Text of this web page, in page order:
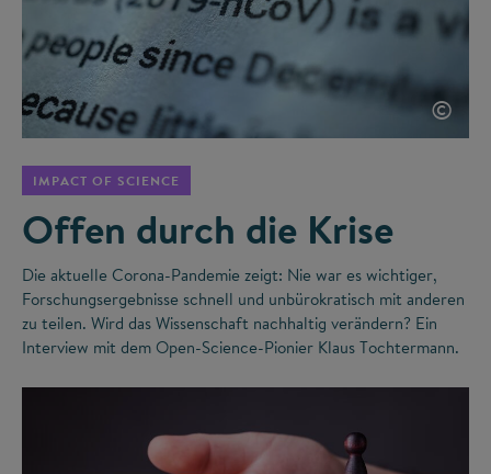
©
IMPACT OF SCIENCE
Offen durch die Krise
Die aktuelle Corona-Pandemie zeigt: Nie war es wichtiger,
Forschungsergebnisse schnell und unbürokratisch mit anderen
zu teilen. Wird das Wissenschaft nachhaltig verändern? Ein
Interview mit dem Open-Science-Pionier Klaus Tochtermann.